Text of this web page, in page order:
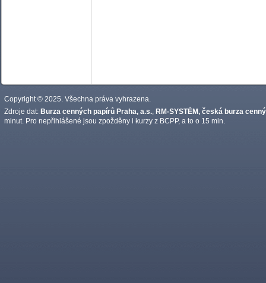
Copyright © 2025. Všechna práva vyhrazena.
Zdroje dat: Burza cenných papírů Praha, a.s. RM-SYSTÉM, česká burza
minut. Pro nepřihlášené jsou zpožděny i kurzy z BCPP, a to o 15 min.